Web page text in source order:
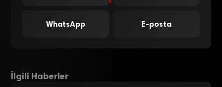
WhatsApp E-posta
İlgili Haberler